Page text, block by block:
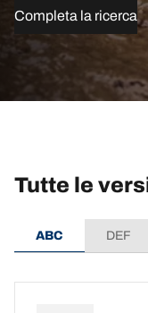
Completa la ricerca
Tutte le
ABC DEF